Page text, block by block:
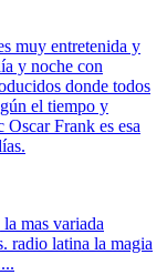
muy entretenida y
y noche con
donde todos
el tiempo y
Frank es esa
mas variada
radio latina la magia